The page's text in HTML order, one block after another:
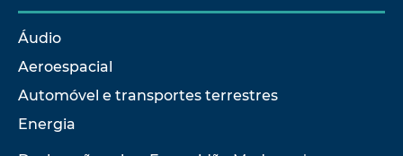
Áudio
Aeroespacial
Automóvel e transportes terrestres
Energia